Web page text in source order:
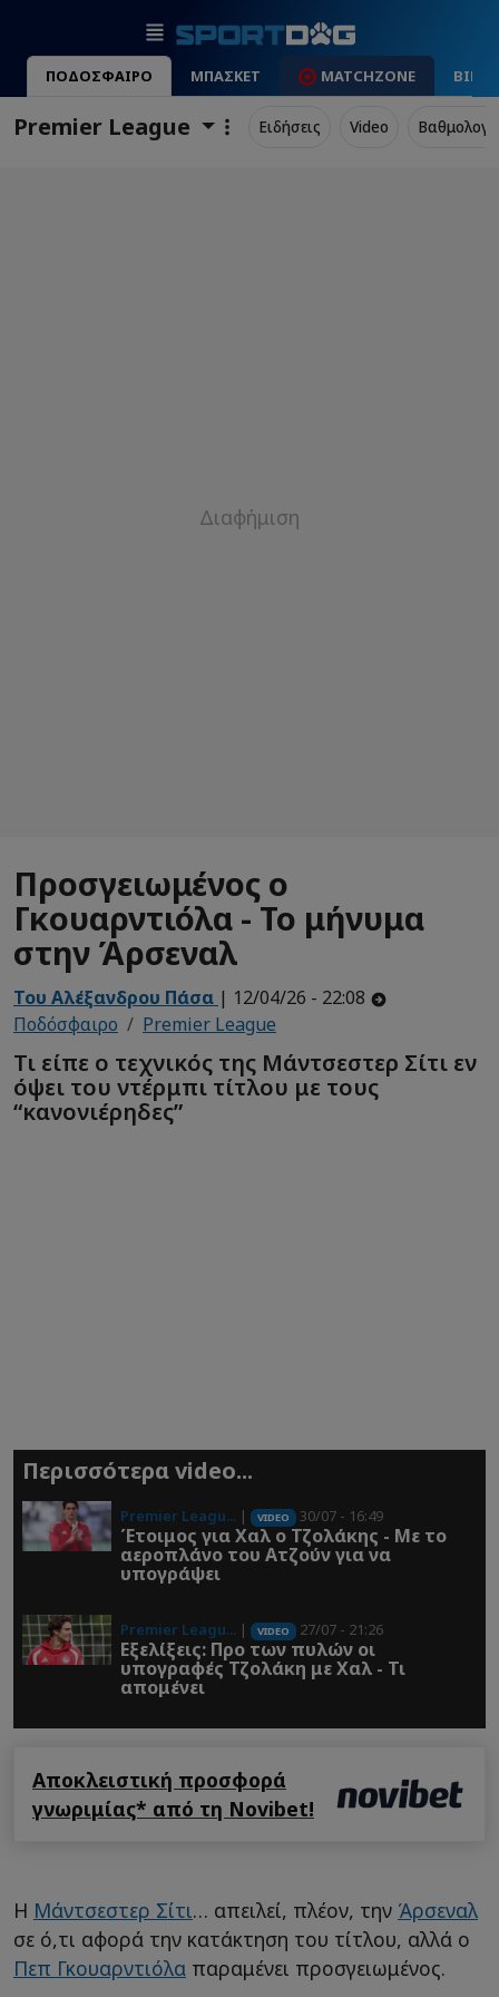
ΠΟΔΟΣΦΑΙΡΟ ΜΠΑΣΚΕΤ MATCHZONE
Premier League Ειδήσεις Video
Προσγειωμένος ο
Γκουαρντιόλα - Το μήνυμα
στην Άρσεναλ
Του Αλέξανδρου Πάσα | 12/04/26 - 22:08
Ποδόσφαιρο
Premier League
Τι είπε ο τεχνικός της Μάντσεστερ Σίτι εν
όψει του ντέρμπι τίτλου με τους
“κανονιέρηδες”
Περισσότερα video...
Premier Leagu... | VIDEO 30/07 - 16:49
Έτοιμος για Χαλ ο Τζολάκης - Με το
αεροπλάνο του Ατζούν για να
υπογράψει
Premier Leagu... | VIDEO 27/07 - 21:26
Εξελίξεις: Προ των πυλών οι
υπογραφές Τζολάκη με Χαλ - Τι
απομένει
Αποκλειστική προσφορά
γνωριμίας* από τη Novibet!
Η Μάντσεστερ Σίτι… απειλεί, πλέον, την Άρσεναλ
σε ό,τι αφορά την κατάκτηση του τίτλου, αλλά ο
Πεπ Γκουαρντιόλα παραμένει προσγειωμένος.